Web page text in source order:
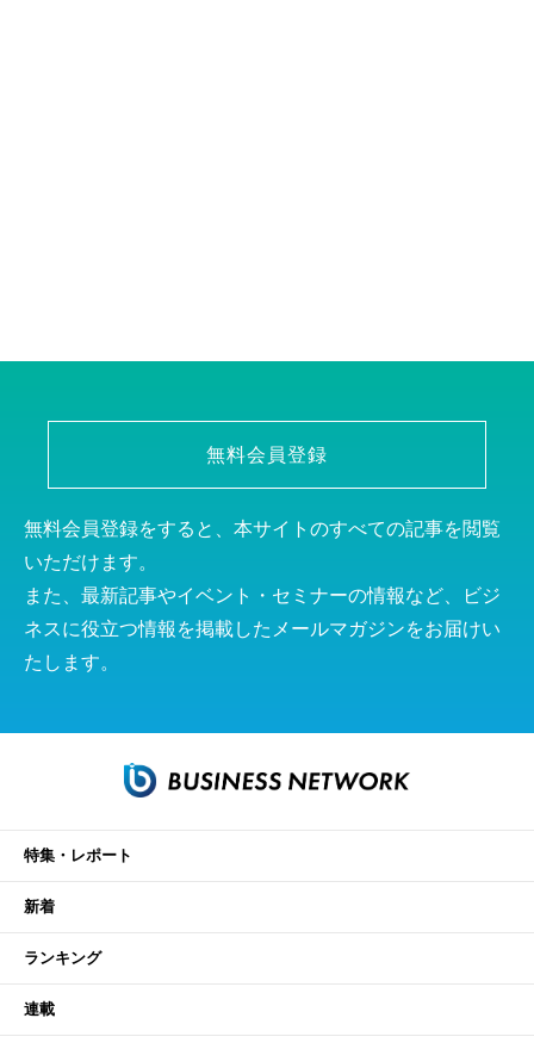
無料会員登録
無料会員登録をすると、本サイトのすべての記事を閲覧
いただけます。
また、最新記事やイベント・セミナーの情報など、ビジ
ネスに役立つ情報を掲載したメールマガジンをお届けい
たします。
特集・レポート
新着
ランキング
連載